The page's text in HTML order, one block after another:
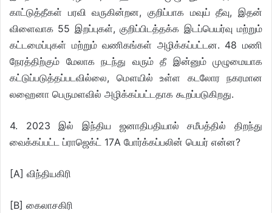
காட்டுத்தீகள் பரவி வருகின்றன, குறிப்பாக மவுய் தீவு, இதன்
விளைவாக 55 இறப்புகள், குறிப்பிடத்தக்க இடப்பெயர்வு மற்றும்
கட்டமைப்புகள் மற்றும் வணிகங்கள் அழிக்கப்பட்டன. 48 மணி
நேரத்திற்கும் மேலாக நடந்து வரும் தீ இன்னும் முழுமையாக
கட்டுப்படுத்தப்படவில்லை, மௌயில் உள்ள கடலோர நகரமான
லஹைனா பெருமளவில் அழிக்கப்பட்டதாக கூறப்படுகிறது.
4. 2023 இல் இந்திய ஜனாதிபதியால் சமீபத்தில் திறந்து
வைக்கப்பட்ட ப்ராஜெக்ட் 17A போர்க்கப்பலின் பெயர் என்ன?
[A] விந்தியகிரி
[B] கைலாசகிரி